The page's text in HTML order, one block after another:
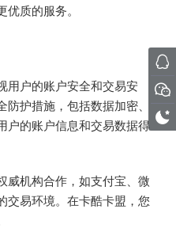
质的服务。
用户的账户安全和交易安
护措施，包括数据加密、
户的账户信息和交易数据得
威机构合作，如支付宝、微
交易环境。在卡酷卡盟，您